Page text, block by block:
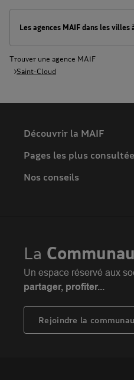
Les agences MAIF dans les villes
Trouver une agence MAIF
Saint-Cloud
Découvrir la MAIF
L'Entreprise
Espace presse
Portail API
Adhérer à la MAIF
MAIF Impact
Pages les plus
Assurance auto
Assurance emprunteur
Assurance décès
Assurance vie
Plan d'épargne retraite (PER)
Nos conseils
Achat véhicule
Achat immobilier
Nos partenaires services
La
Un espace réservé aux
partager, profiter...
Rejoindre la